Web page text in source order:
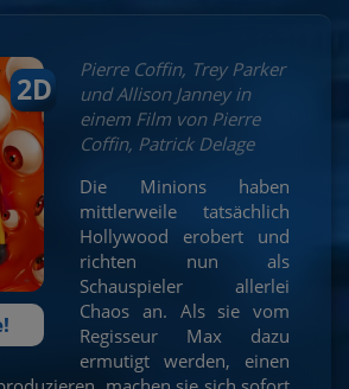
2D
Pierre Coffin, Trey Parker
und Allison Janney in
einem Film von Pierre
Coffin, Patrick Delage
Die Minions haben
mittlerweile tatsächlich
Hollywood erobert und
richten nun als
Schauspieler allerlei
Chaos an. Als sie vom
Regisseur Max dazu
ermutigt werden, einen